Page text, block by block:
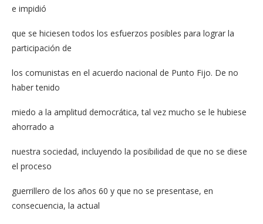
e impidió
que se hiciesen todos los esfuerzos posibles para lograr la
participación de
los comunistas en el acuerdo nacional de Punto Fijo. De no
haber tenido
miedo a la amplitud democrática, tal vez mucho se le hubiese
ahorrado a
nuestra sociedad, incluyendo la posibilidad de que no se diese
el proceso
guerrillero de los años 60 y que no se presentase, en
consecuencia, la actual